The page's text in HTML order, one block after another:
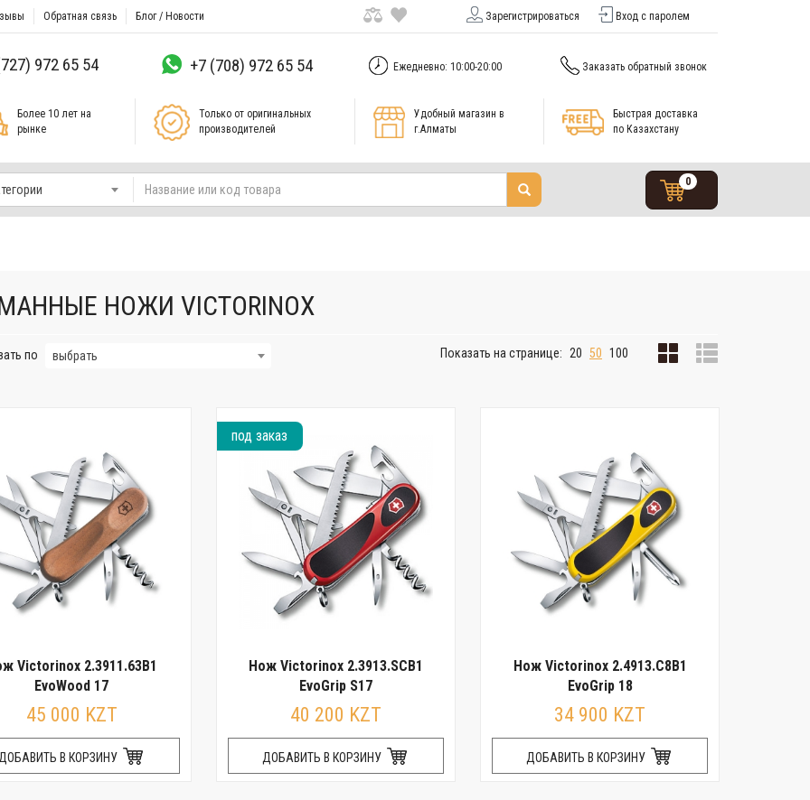
Обратная связь Блог / Новости Зарегистрироваться Вход с паролем
972 65 54 +7 (708) 972 65 54 Ежедневно: 10:00-20:00 Заказать обратный звонок
Более 10 лет на
рынке
Только от оригинальных
производителей
Удобный магазин в
г.Алматы
Быстрая доставка
по Казахстану
0
НОЖИ VICTORINOX
по выбрать Показать на странице: 20 50 100
Victorinox 2.3911.63B1
EvoWood 17
45 000 KZT
В КОРЗИНУ
под заказ
Нож Victorinox 2.3913.SCB1
EvoGrip S17
40 200 KZT
ДОБАВИТЬ В КОРЗИНУ
Нож Victorinox 2.4913.C8B1
EvoGrip 18
34 900 KZT
ДОБАВИТЬ В КОРЗИНУ